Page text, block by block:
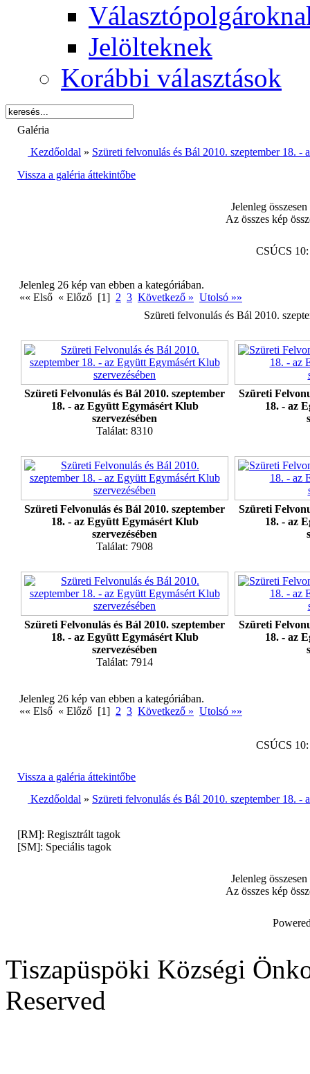
Jelölteknek
Korábbi választások
Galéria
Kezdőoldal » Szüreti felvonulás és Bál 2010. szeptember 18. -
Vissza a galéria áttekintőbe
Jelenleg
Az összes kép
CSÚCS
Jelenleg 26 kép van ebben a kategóriában.
«« Első « Előző [1] 2 3 Következő » Utolsó »»
Szüreti felvonulás és Bál 2010.
Szüreti Felvonulás és Bál 2010. szeptember
18. - az Együtt Egymásért Klub
szervezésében
Találat: 8310
Szüreti
18. - az
Szüreti Felvonulás és Bál 2010. szeptember
18. - az Együtt Egymásért Klub
szervezésében
Találat: 7908
Szüreti
18. - az
Szüreti Felvonulás és Bál 2010. szeptember
18. - az Együtt Egymásért Klub
szervezésében
Találat: 7914
Szüreti
18. - az
Jelenleg 26 kép van ebben a kategóriában.
«« Első « Előző [1] 2 3 Következő » Utolsó »»
CSÚCS
Vissza a galéria áttekintőbe
Kezdőoldal » Szüreti felvonulás és Bál 2010. szeptember 18. -
[RM]: Regisztrált tagok
[SM]: Speciális tagok
Jelenleg
Az összes kép
Tiszapüspöki Községi
Reserved